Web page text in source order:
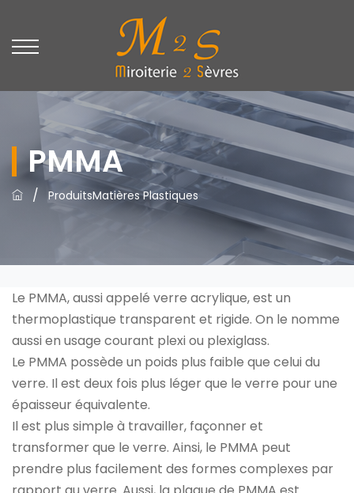
PMMA
/ ProduitsMatières Plastiques
Le PMMA, aussi appelé verre acrylique, est un
thermoplastique transparent et rigide. On le nomme
aussi en usage courant plexi ou plexiglass.
Le PMMA possède un poids plus faible que celui du
verre. Il est deux fois plus léger que le verre pour une
épaisseur équivalente.
Il est plus simple à travailler, façonner et
transformer que le verre. Ainsi, le PMMA peut
prendre plus facilement des formes complexes par